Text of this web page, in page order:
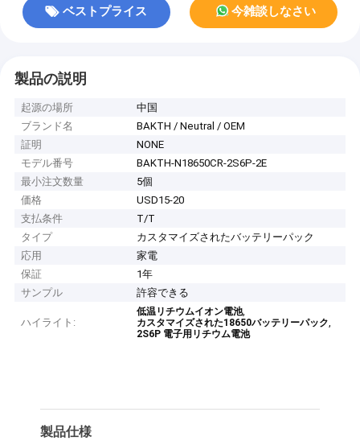
ベストプライス 今雑談しなさい
製品の説明
起源の場所
中国
ブランド名
BAKTH / Neutral / OEM
証明
NONE
モデル番号
BAKTH-N18650CR-2S6P-2E
最小注文数量
5個
価格
USD15-20
支払条件
T/T
タイプ
カスタマイズされたバッテリーパック
応用
家電
保証
1年
サンプル
許容できる
ハイライト:
低温リチウムイオン電池,
カスタマイズされた18650バッテリーパック,
2S6P 電子用リチウム電池
製品仕様